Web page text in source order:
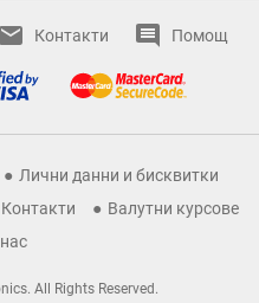
Контакти Помощ
Лични данни и бисквитки
Контакти
Валутни курсове
All Rights Reserved.